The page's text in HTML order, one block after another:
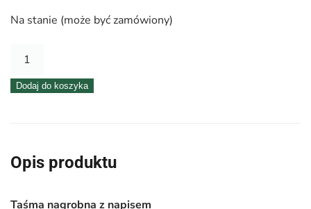
Na stanie (może być zamówiony)
ilość
pogrzebowa
45
Dodaj do koszyka
Opis produktu
Taśma nagrobna z napisem